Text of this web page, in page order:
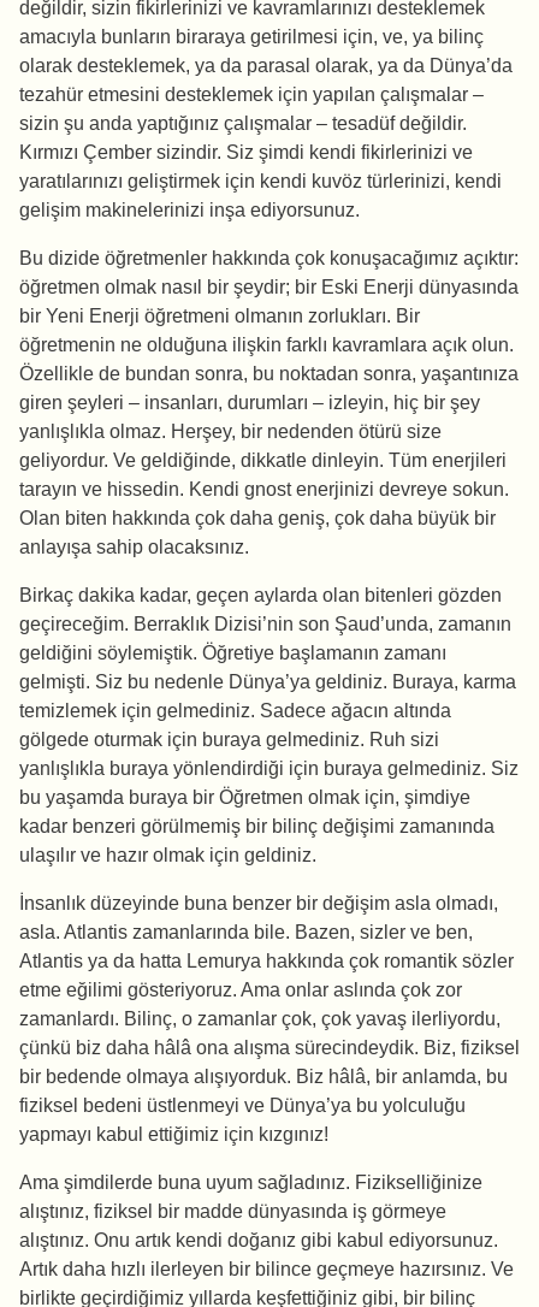
değildir, sizin fikirlerinizi ve kavramlarınızı desteklemek
amacıyla bunların biraraya getirilmesi için, ve, ya bilinç
olarak desteklemek, ya da parasal olarak, ya da Dünya’da
tezahür etmesini desteklemek için yapılan çalışmalar –
sizin şu anda yaptığınız çalışmalar – tesadüf değildir.
Kırmızı Çember sizindir. Siz şimdi kendi fikirlerinizi ve
yaratılarınızı geliştirmek için kendi kuvöz türlerinizi, kendi
gelişim makinelerinizi inşa ediyorsunuz.
Bu dizide öğretmenler hakkında çok konuşacağımız açıktır:
öğretmen olmak nasıl bir şeydir; bir Eski Enerji dünyasında
bir Yeni Enerji öğretmeni olmanın zorlukları. Bir
öğretmenin ne olduğuna ilişkin farklı kavramlara açık olun.
Özellikle de bundan sonra, bu noktadan sonra, yaşantınıza
giren şeyleri – insanları, durumları – izleyin, hiç bir şey
yanlışlıkla olmaz. Herşey, bir nedenden ötürü size
geliyordur. Ve geldiğinde, dikkatle dinleyin. Tüm enerjileri
tarayın ve hissedin. Kendi gnost enerjinizi devreye sokun.
Olan biten hakkında çok daha geniş, çok daha büyük bir
anlayışa sahip olacaksınız.
Birkaç dakika kadar, geçen aylarda olan bitenleri gözden
geçireceğim. Berraklık Dizisi’nin son Şaud’unda, zamanın
geldiğini söylemiştik. Öğretiye başlamanın zamanı
gelmişti. Siz bu nedenle Dünya’ya geldiniz. Buraya, karma
temizlemek için gelmediniz. Sadece ağacın altında
gölgede oturmak için buraya gelmediniz. Ruh sizi
yanlışlıkla buraya yönlendirdiği için buraya gelmediniz. Siz
bu yaşamda buraya bir Öğretmen olmak için, şimdiye
kadar benzeri görülmemiş bir bilinç değişimi zamanında
ulaşılır ve hazır olmak için geldiniz.
İnsanlık düzeyinde buna benzer bir değişim asla olmadı,
asla. Atlantis zamanlarında bile. Bazen, sizler ve ben,
Atlantis ya da hatta Lemurya hakkında çok romantik sözler
etme eğilimi gösteriyoruz. Ama onlar aslında çok zor
zamanlardı. Bilinç, o zamanlar çok, çok yavaş ilerliyordu,
çünkü biz daha hâlâ ona alışma sürecindeydik. Biz, fiziksel
bir bedende olmaya alışıyorduk. Biz hâlâ, bir anlamda, bu
fiziksel bedeni üstlenmeyi ve Dünya’ya bu yolculuğu
yapmayı kabul ettiğimiz için kızgınız!
Ama şimdilerde buna uyum sağladınız. Fizikselliğinize
alıştınız, fiziksel bir madde dünyasında iş görmeye
alıştınız. Onu artık kendi doğanız gibi kabul ediyorsunuz.
Artık daha hızlı ilerleyen bir bilince geçmeye hazırsınız. Ve
birlikte geçirdiğimiz yıllarda keşfettiğiniz gibi, bir bilinç